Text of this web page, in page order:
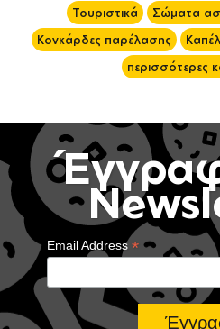
Τουριστικά
Σώματα
Κονκάρδες παρέλασης
περισσότερες
Email Address*